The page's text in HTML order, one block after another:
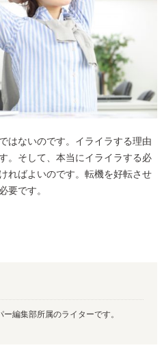
はないのです。イライラする理由
。そして、本当にイライラする必
ればよいのです。転機を好転させ
要です。
ー編集部所属のライターです。